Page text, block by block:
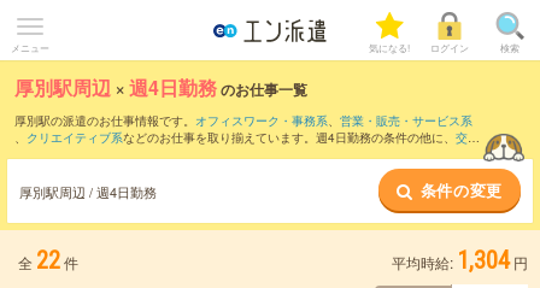
メニュー 気になる! ログイン 検索
厚別駅周辺 ×週4日勤務のお仕事一覧
厚別駅の派遣のお仕事情報です。 オフィスワーク・事務系、 営業・販売・サービス系
、 クリエイティブ系などのお仕事を取り揃えています。週4日勤務の条件の他に、 交通
厚別駅周辺 / 週4日勤務 条件の変更
全 22件 平均時給: 1,304 円